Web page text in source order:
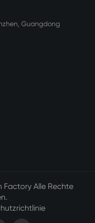
Guangdong
FactoryAlle Rechte